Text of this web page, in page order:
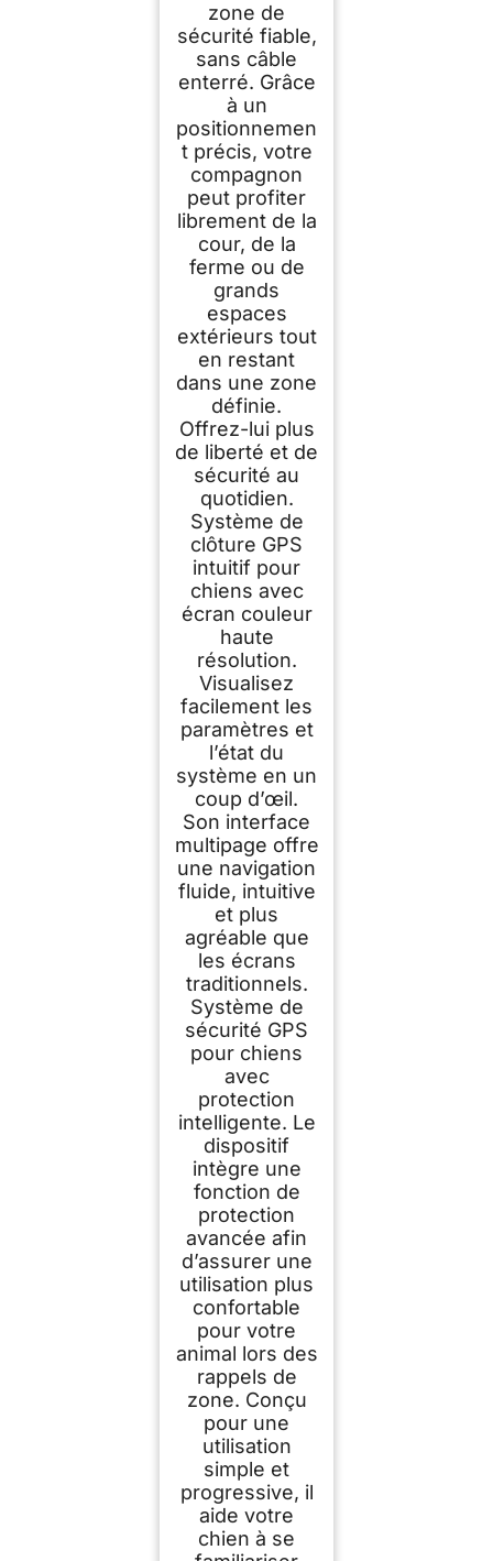
zone de
sécurité fiable,
sans câble
enterré. Grâce
à un
positionnemen
t précis, votre
compagnon
peut profiter
librement de la
cour, de la
ferme ou de
grands
espaces
extérieurs tout
en restant
dans une zone
définie.
Offrez-lui plus
de liberté et de
sécurité au
quotidien.
Système de
clôture GPS
intuitif pour
chiens avec
écran couleur
haute
résolution.
Visualisez
facilement les
paramètres et
l’état du
système en un
coup d’œil.
Son interface
multipage offre
une navigation
fluide, intuitive
et plus
agréable que
les écrans
traditionnels.
Système de
sécurité GPS
pour chiens
avec
protection
intelligente. Le
dispositif
intègre une
fonction de
protection
avancée afin
d’assurer une
utilisation plus
confortable
pour votre
animal lors des
rappels de
zone. Conçu
pour une
utilisation
simple et
progressive, il
aide votre
chien à se